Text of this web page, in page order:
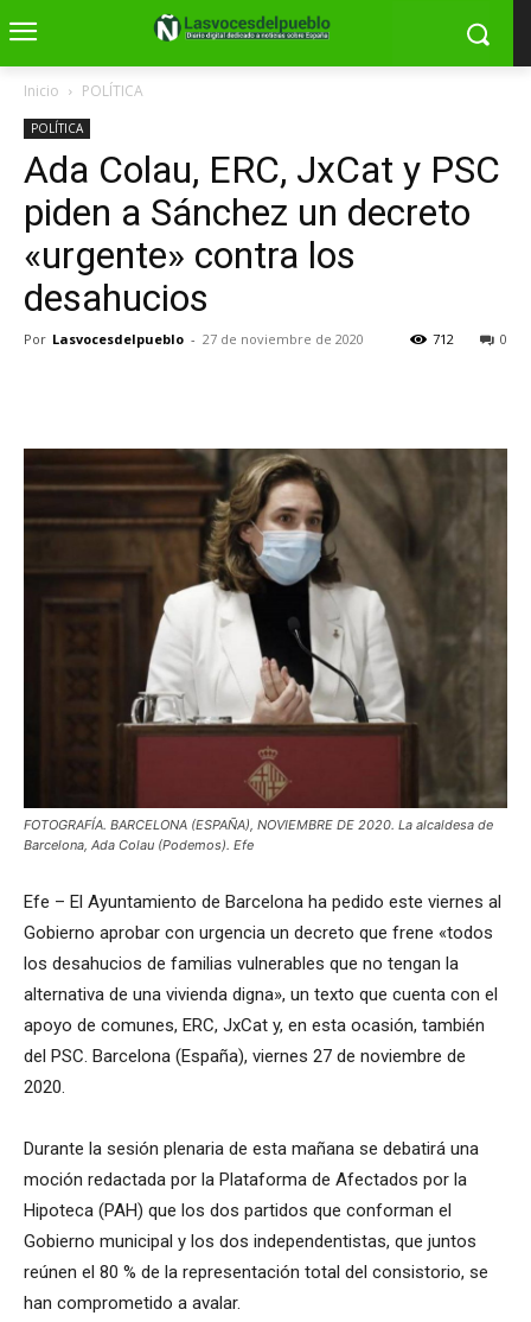
Inicio POLÍTICA
POLÍTICA
Ada Colau, ERC, JxCat y PSC
piden a Sánchez un decreto
«urgente» contra los
desahucios
Por Lasvocesdelpueblo - 27 de noviembre de 2020 0
712
FOTOGRAFÍA. BARCELONA (ESPAÑA), NOVIEMBRE DE 2020. La alcaldesa de
Barcelona, Ada Colau (Podemos). Efe
Efe – El Ayuntamiento de Barcelona ha pedido este viernes al
Gobierno aprobar con urgencia un decreto que frene «todos
los desahucios de familias vulnerables que no tengan la
alternativa de una vivienda digna», un texto que cuenta con el
apoyo de comunes, ERC, JxCat y, en esta ocasión, también
del PSC. Barcelona (España), viernes 27 de noviembre de
2020.
Durante la sesión plenaria de esta mañana se debatirá una
moción redactada por la Plataforma de Afectados por la
Hipoteca (PAH) que los dos partidos que conforman el
Gobierno municipal y los dos independentistas, que juntos
reúnen el 80 % de la representación total del consistorio, se
han comprometido a avalar.